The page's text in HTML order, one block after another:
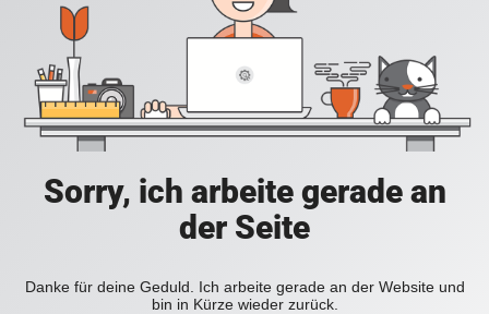
Sorry, ich arbeite gerade an
der Seite
Danke für deine Geduld. Ich arbeite gerade an der Website und
bin in Kürze wieder zurück.